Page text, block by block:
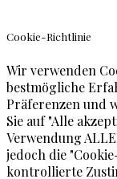
Cookie-Richtlinie
Wir verwenden
bestmögliche
Präferenzen und
Sie auf "Alle
Verwendung
jedoch die
kontrollierte